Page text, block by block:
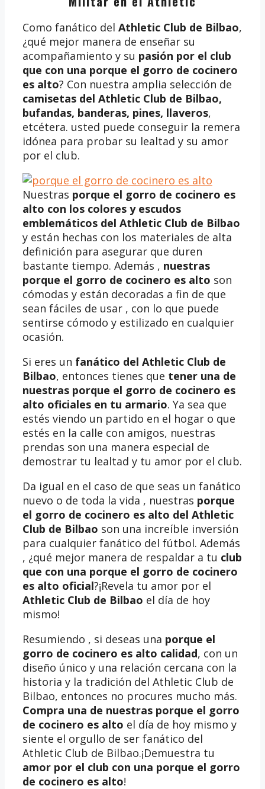
Como fanático del Athletic Club de Bilbao,
¿qué mejor manera de enseñar su
acompañamiento y su pasión por el club
que con una porque el gorro de cocinero
es alto? Con nuestra amplia selección de
camisetas del Athletic Club de Bilbao,
bufandas, banderas, pines, llaveros,
etcétera. usted puede conseguir la remera
idónea para probar su lealtad y su amor
por el club.
Nuestras porque el gorro de cocinero es
alto con los colores y escudos
emblemáticos del Athletic Club de Bilbao
y están hechas con los materiales de alta
definición para asegurar que duren
bastante tiempo. Además , nuestras
porque el gorro de cocinero es alto son
cómodas y están decoradas a fin de que
sean fáciles de usar , con lo que puede
sentirse cómodo y estilizado en cualquier
ocasión.
Si eres un fanático del Athletic Club de
Bilbao, entonces tienes que tener una de
nuestras porque el gorro de cocinero es
alto oficiales en tu armario. Ya sea que
estés viendo un partido en el hogar o que
estés en la calle con amigos, nuestras
prendas son una manera especial de
demostrar tu lealtad y tu amor por el club.
Da igual en el caso de que seas un fanático
nuevo o de toda la vida , nuestras porque
el gorro de cocinero es alto del Athletic
Club de Bilbao son una increíble inversión
para cualquier fanático del fútbol. Además
, ¿qué mejor manera de respaldar a tu club
que con una porque el gorro de cocinero
es alto oficial?¡Revela tu amor por el
Athletic Club de Bilbao el día de hoy
mismo!
Resumiendo , si deseas una porque el
gorro de cocinero es alto calidad, con un
diseño único y una relación cercana con la
historia y la tradición del Athletic Club de
Bilbao, entonces no procures mucho más.
Compra una de nuestras porque el gorro
de cocinero es alto el día de hoy mismo y
siente el orgullo de ser fanático del
Athletic Club de Bilbao.¡Demuestra tu
amor por el club con una porque el gorro
de cocinero es alto!